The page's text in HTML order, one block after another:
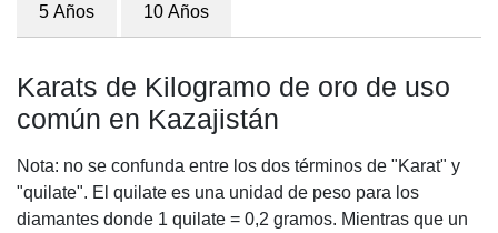
5 Años 10 Años
Karats de Kilogramo de oro de uso
común en Kazajistán
Nota: no se confunda entre los dos términos de "Karat" y
"quilate". El quilate es una unidad de peso para los
diamantes donde 1 quilate = 0,2 gramos. Mientras que un